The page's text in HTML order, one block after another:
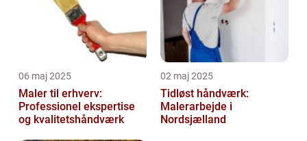
06 maj 2025
Maler til erhverv:
Professionel ekspertise
og kvalitetshåndværk
02 maj 2025
Tidløst håndværk:
Malerarbejde i
Nordsjælland